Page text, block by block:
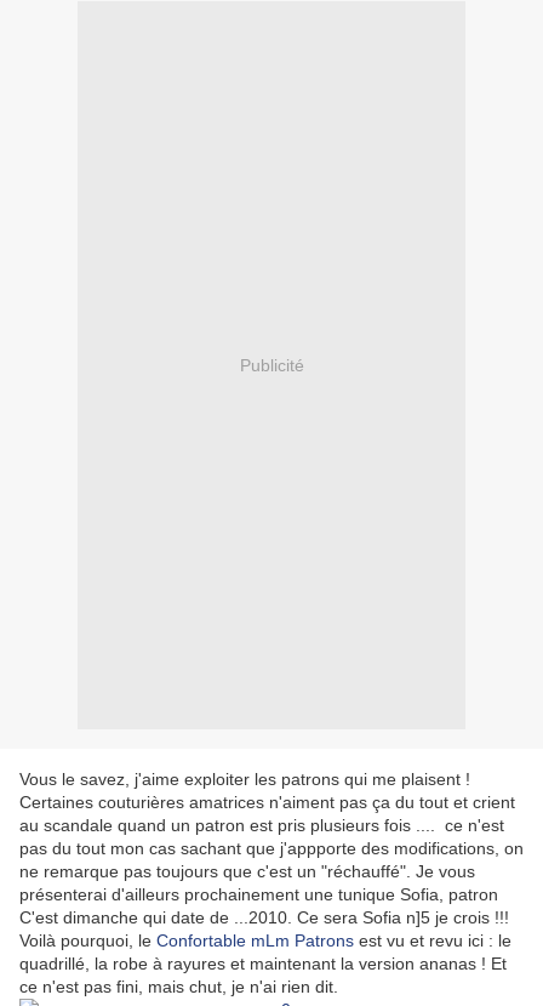
Publicité
Vous le savez, j'aime exploiter les patrons qui me plaisent !
Certaines couturières amatrices n'aiment pas ça du tout et crient
au scandale quand un patron est pris plusieurs fois .... ce n'est
pas du tout mon cas sachant que j'appporte des modifications, on
ne remarque pas toujours que c'est un "réchauffé". Je vous
présenterai d'ailleurs prochainement une tunique Sofia, patron
C'est dimanche qui date de ...2010. Ce sera Sofia n]5 je crois !!!
Voilà pourquoi, le Confortable mLm Patrons est vu et revu ici : le
quadrillé, la robe à rayures et maintenant la version ananas ! Et
ce n'est pas fini, mais chut, je n'ai rien dit.